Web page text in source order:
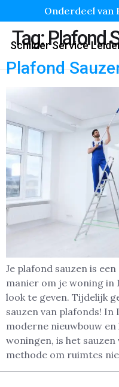
Onderdeel van
Schilder Service
Tag:Plafond
Plafond
Je plafond sauzen is
manier om je woning in
look te geven. Tijdelijk
sauzen van plafonds! In
moderne nieuwbouw
woningen, is het
methode om ruimtes